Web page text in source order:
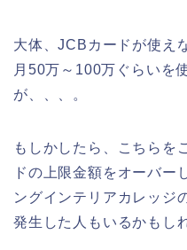
大体、JCBカードが使え
月50万～100万ぐらいを
が、、、。
もしかしたら、こちらを
ドの上限金額をオーバー
ングインテリアカレッジ
発生した人もいるかもし